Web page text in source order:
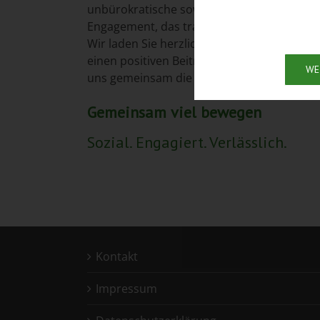
unbürokratische sowie zielorientierte
Engagement, das transparent, verlässlich
Wir laden Sie herzlich ein, sich aktiv an
einen positiven Beitrag für unsere Stadt
uns gemeinsam die Zukunft von
Gemeinsam viel bewegen
Sozial. Engagiert. Verlässlich.
Kontakt
Impressum